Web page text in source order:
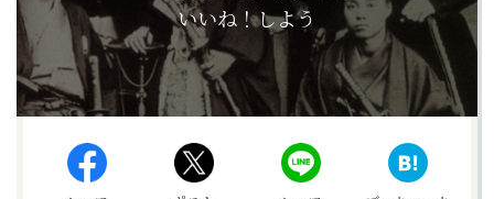
いいね！しよう